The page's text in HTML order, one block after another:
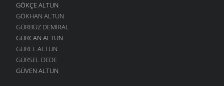
GÖKÇE ALTUN
GÖKHAN ALTUN
GÜRBÜZ DEMIRAL
GÜRCAN ALTUN
GÜREL ALTUN
GÜRSEL DEDE
GÜVEN ALTUN